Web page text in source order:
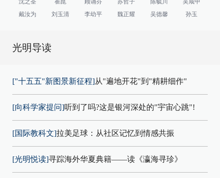
戴汝为
刘玉清 李幼平 魏正耀 吴德馨 孙玉
光明导读
["十五五"新图景新征程]从"遍地开花"到"精耕细作"
[向科学家提问]听到了吗?这是银河深处的"宇宙心跳"!
[国际教科文]拉美足球：从社区记忆到情感共振
[光明悦读]寻踪海外华夏典籍——读《瀛海寻珍》